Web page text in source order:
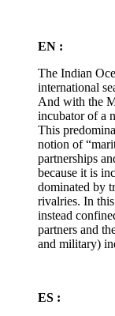
EN :
The Indian
international
And with the
incubator of a
This
notion of
partnerships
because it is
dominated by
rivalries. In
instead
partners and
and military)
ES :